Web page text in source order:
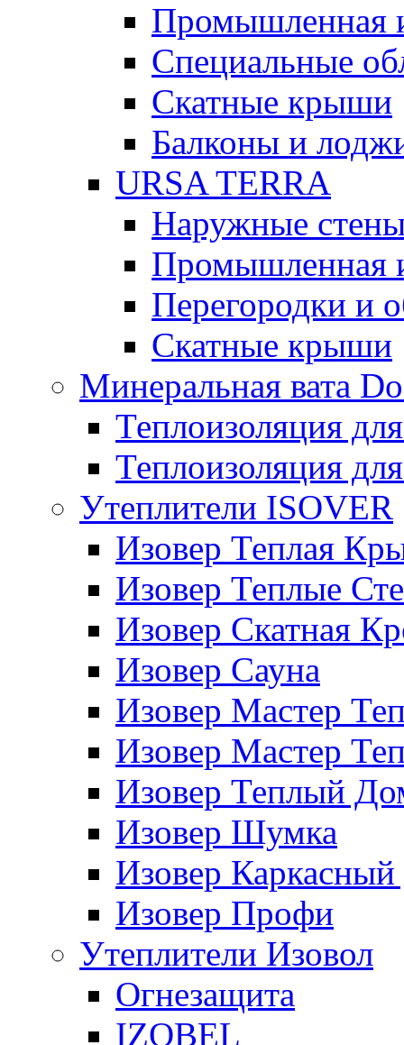
Промышленная
Специальные
Скатные крыши
Балконы и
URSA TERRA
Наружные
Промышленная
Перегородки и
Скатные крыши
Минеральная вата
Теплоизоляция
Теплоизоляция
Утеплители ISOVER
Изовер Теплая
Изовер Теплые
Изовер Скатная
Изовер Сауна
Изовер Мастер
Изовер Мастер
Изовер Теплый
Изовер Шумка
Изовер
Изовер Профи
Утеплители Изовол
Огнезащита
IZOBEL